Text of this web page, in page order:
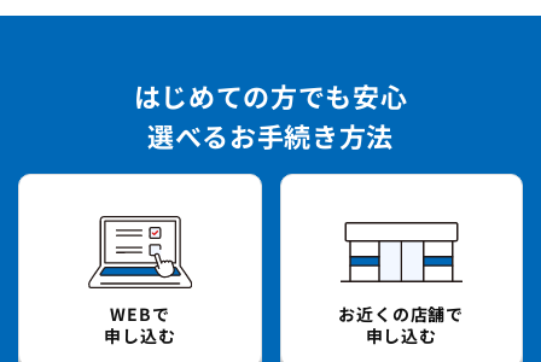
はじめての方でも安心
選べるお手続き方法
WEBで
申し込む
お近くの店舗で
申し込む